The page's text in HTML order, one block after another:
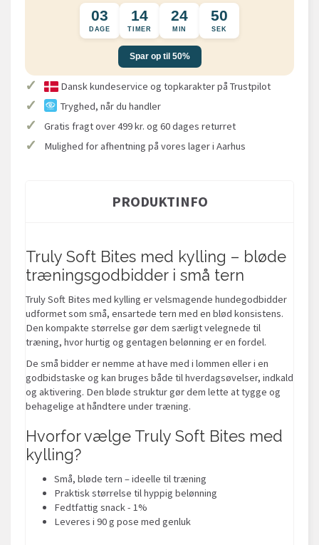
03
DAGE
14
TIMER
24
MIN
50
SEK
Spar op til 50%
✓ Dansk kundeservice og topkarakter på Trustpilot
✓ Tryghed, når du handler
✓ Gratis fragt over 499 kr. og 60 dages returret
✓ Mulighed for afhentning på vores lager i Aarhus
PRODUKTINFO
Truly Soft Bites med kylling – bløde
træningsgodbidder i små tern
Truly Soft Bites med kylling er velsmagende hundegodbidder
udformet som små, ensartede tern med en blød konsistens.
Den kompakte størrelse gør dem særligt velegnede til
træning, hvor hurtig og gentagen belønning er en fordel.
De små bidder er nemme at have med i lommen eller i en
godbidstaske og kan bruges både til hverdagsøvelser, indkald
og aktivering. Den bløde struktur gør dem lette at tygge og
behagelige at håndtere under træning.
Hvorfor vælge Truly Soft Bites med
kylling?
Små, bløde tern – ideelle til træning
Praktisk størrelse til hyppig belønning
Fedtfattig snack - 1%
Leveres i 90 g pose med genluk